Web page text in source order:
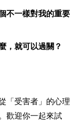
不一樣對我的重要
，就可以過關？
「受害者」的心理
歡迎你一起來試